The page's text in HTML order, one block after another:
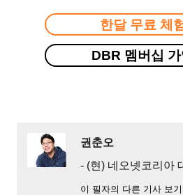
한달 무료 체
DBR 멤버십 가
권춘오
- (현) 네오넷코리아
이 필자의 다른 기사 보기